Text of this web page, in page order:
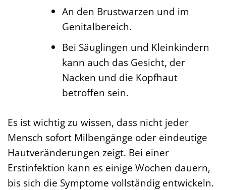
An den Brustwarzen und im
Genitalbereich.
Bei Säuglingen und Kleinkindern
kann auch das Gesicht, der
Nacken und die Kopfhaut
betroffen sein.
Es ist wichtig zu wissen, dass nicht jeder
Mensch sofort Milbengänge oder eindeutige
Hautveränderungen zeigt. Bei einer
Erstinfektion kann es einige Wochen dauern,
bis sich die Symptome vollständig entwickeln.